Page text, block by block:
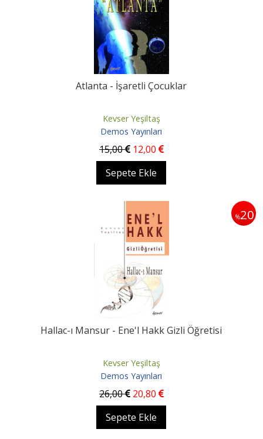
Atlanta - İşaretli Çocuklar
Kevser Yeşiltaş
Demos Yayınları
15,00 12,00
Sepete Ekle
%20
Hallac-ı Mansur - Ene'l Hakk Gizli Öğretisi
Kevser Yeşiltaş
Demos Yayınları
26,00 20,80
Sepete Ekle